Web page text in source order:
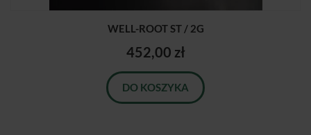
WELL-ROOT ST / 2G
452,00 zł
DO KOSZYKA